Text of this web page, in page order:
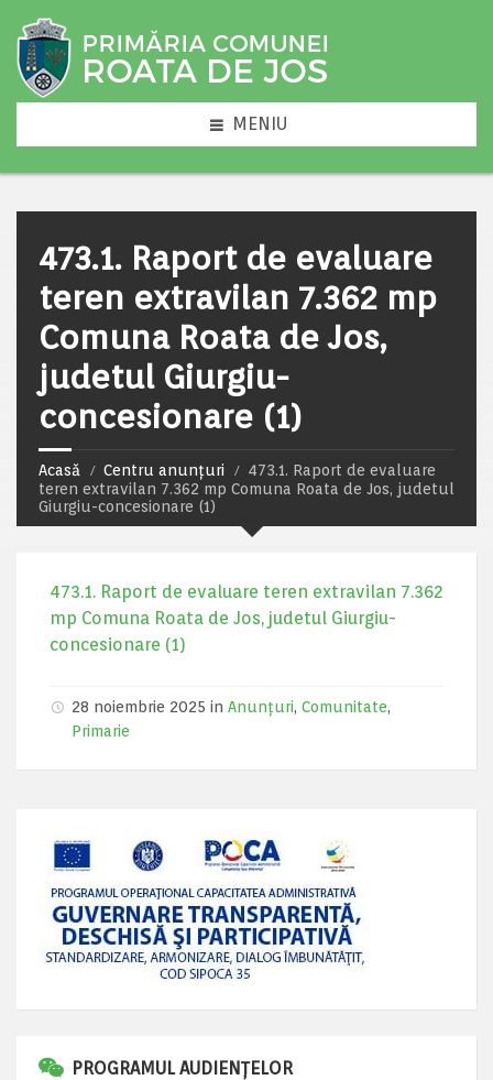
MENIU
473.1. Raport de evaluare
teren extravilan 7.362 mp
Comuna Roata de Jos,
judetul Giurgiu-
concesionare (1)
Acasă Centru anunțuri
473.1. Raport de evaluare
teren extravilan 7.362 mp Comuna Roata de Jos, judetul
Giurgiu-concesionare (1)
473.1. Raport de evaluare teren extravilan 7.362
mp Comuna Roata de Jos, judetul Giurgiu-
concesionare (1)
28 noiembrie 2025 in Anunțuri, Comunitate,
Primarie
PROGRAMUL AUDIENȚELOR